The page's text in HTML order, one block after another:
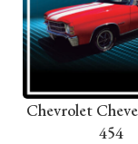
Chevrolet
454